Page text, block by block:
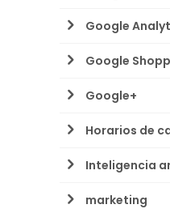
Google
Google
Google+
Horarios de
Inteligencia
marketing